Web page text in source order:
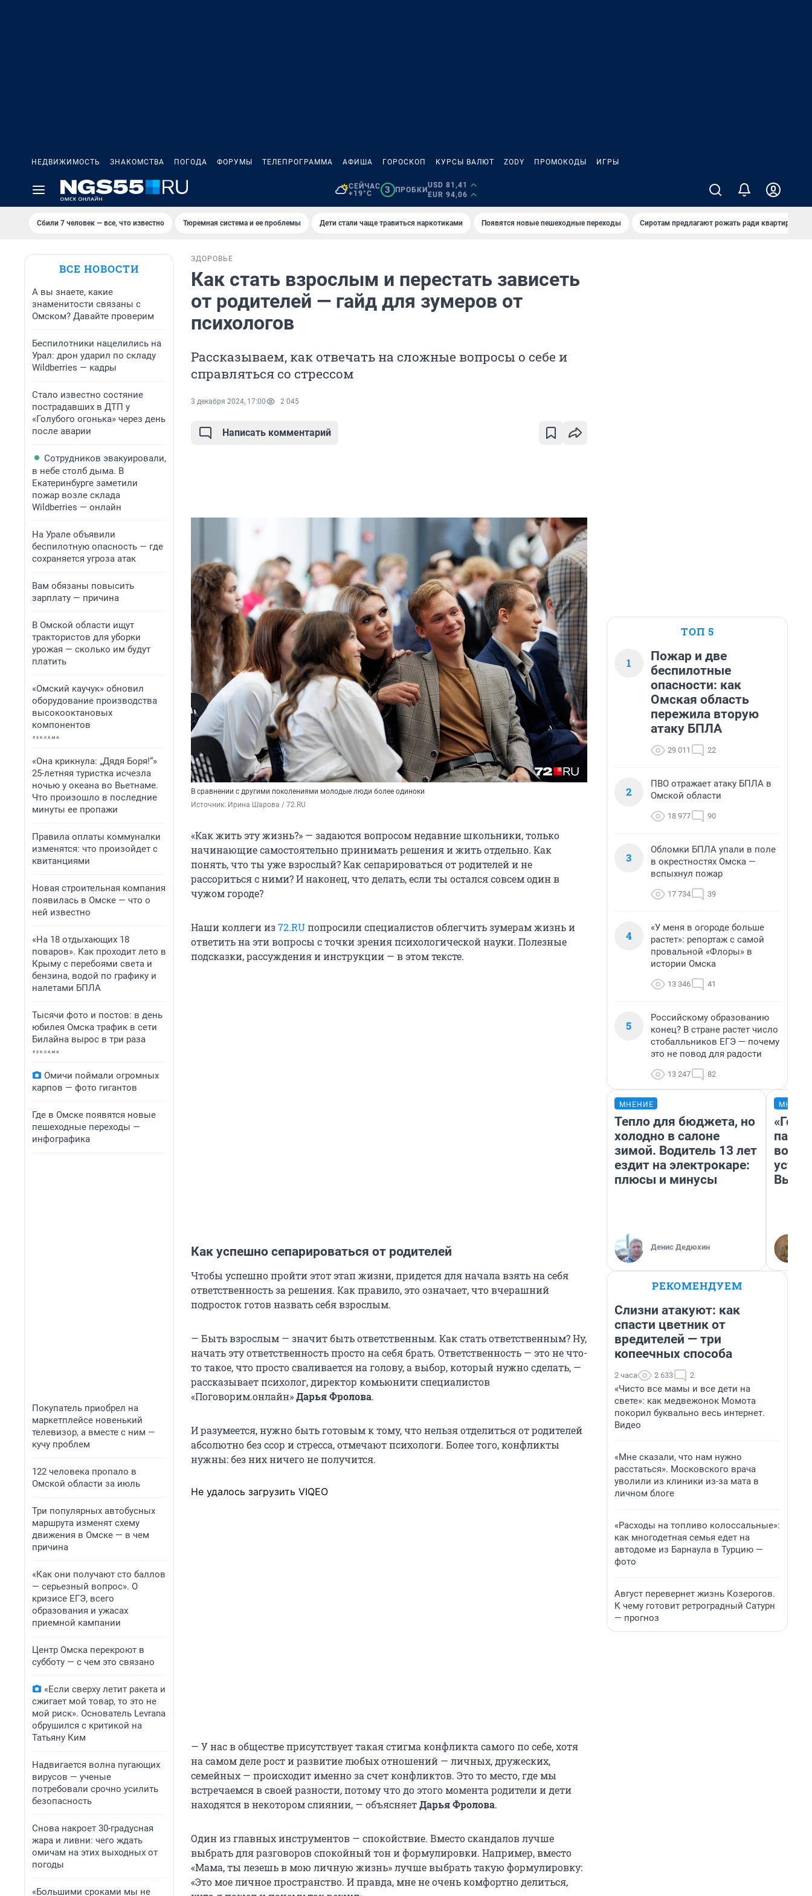
НЕДВИЖИМОСТЬ ЗНАКОМСТВА ПОГОДА ФОРУМЫ ТЕЛЕПРОГРАММА АФИША ГОРОСКОП КУРСЫ ВАЛЮТ ZODY ПРОМОКОДЫ ИГРЫ
СЕЙЧАС
+19°C
3 ПРОБКИ
USD 81,41
EUR 94,06
Сбили 7 человек — все, что известно Тюремная система и ее проблемы Дети стали чаще травиться наркотиками Появятся новые пешеходные переходы Сиротам предлагают рожать ради квартиры
ВСЕ НОВОСТИ
А вы знаете, какие
знаменитости связаны с
Омском? Давайте проверим
Беспилотники нацелились на
Урал: дрон ударил по складу
Wildberries — кадры
Стало известно состяние
пострадавших в ДТП у
«Голубого огонька» через день
после аварии
Сотрудников эвакуировали,
в небе столб дыма. В
Екатеринбурге заметили
пожар возле склада
Wildberries — онлайн
На Урале объявили
беспилотную опасность — где
сохраняется угроза атак
Вам обязаны повысить
зарплату — причина
В Омской области ищут
трактористов для уборки
урожая — сколько им будут
платить
«Омский каучук» обновил
оборудование производства
высокооктановых
компонентов
«Она крикнула: „Дядя Боря!“»
25-летняя туристка исчезла
ночью у океана во Вьетнаме.
Что произошло в последние
минуты ее пропажи
Правила оплаты коммуналки
изменятся: что произойдет с
квитанциями
Новая строительная компания
появилась в Омске — что о
ней известно
«На 18 отдыхающих 18
поваров». Как проходит лето в
Крыму с перебоями света и
бензина, водой по графику и
налетами БПЛА
Тысячи фото и постов: в день
юбилея Омска трафик в сети
Билайна вырос в три раза
Омичи поймали огромных
карпов — фото гигантов
Где в Омске появятся новые
пешеходные переходы —
инфографика
Покупатель приобрел на
маркетплейсе новенький
телевизор, а вместе с ним —
кучу проблем
122 человека пропало в
Омской области за июль
Три популярных автобусных
маршрута изменят схему
движения в Омске — в чем
причина
«Как они получают сто баллов
— серьезный вопрос». О
кризисе ЕГЭ, всего
образования и ужасах
приемной кампании
Центр Омска перекроют в
субботу — с чем это связано
«Если сверху летит ракета и
сжигает мой товар, то это не
мой риск». Основатель Levrana
обрушился с критикой на
Татьяну Ким
Надвигается волна пугающих
вирусов — ученые
потребовали срочно усилить
безопасность
Снова накроет 30-градусная
жара и ливни: чего ждать
омичам на этих выходных от
погоды
«Большими сроками мы не
ЗДОРОВЬЕ
Как стать взрослым и перестать зависеть
от родителей — гайд для зумеров от
психологов
Рассказываем, как отвечать на сложные вопросы о себе и
справляться со стрессом
3 декабря 2024, 17:00 2 045
Написать комментарий
В сравнении с другими поколениями молодые люди более одиноки
Источник: Ирина Шарова / 72.RU
«Как жить эту жизнь?» — задаются вопросом недавние школьники, только
начинающие самостоятельно принимать решения и жить отдельно. Как
понять, что ты уже взрослый? Как сепарироваться от родителей и не
рассориться с ними? И наконец, что делать, если ты остался совсем один в
чужом городе?
Наши коллеги из72.RUпопросили специалистов облегчить зумерам жизнь и
ответить на эти вопросы с точки зрения психологической науки. Полезные
подсказки, рассуждения и инструкции — в этом тексте.
Как успешно сепарироваться от родителей
Чтобы успешно пройти этот этап жизни, придется для начала взять на себя
ответственность за решения. Как правило, это означает, что вчерашний
подросток готов назвать себя взрослым.
— Быть взрослым — значит быть ответственным. Как стать ответственным? Ну,
начать эту ответственность просто на себя брать. Ответственность — это не что-
то такое, что просто сваливается на голову, а выбор, который нужно сделать, —
рассказывает психолог, директор комьюнити специалистов
«Поговорим.онлайн»Дарья Фролова.
И разумеется, нужно быть готовым к тому, что нельзя отделиться от родителей
абсолютно без ссор и стресса, отмечают психологи. Более того, конфликты
нужны: без них ничего не получится.
Не удалось загрузить VIQEO
— У нас в обществе присутствует такая стигма конфликта самого по себе, хотя
на самом деле рост и развитие любых отношений — личных, дружеских,
семейных — происходит именно за счет конфликтов. Это то место, где мы
встречаемся в своей разности, потому что до этого момента родители и дети
находятся в некотором слиянии, — объясняетДарья Фролова.
Один из главных инструментов — спокойствие. Вместо скандалов лучше
выбрать для разговоров спокойный тон и формулировки. Например, вместо
«Мама, ты лезешь в мою личную жизнь» лучше выбрать такую формулировку:
«Это мое личное пространство. И правда, мне не очень комфортно делиться,
ТОП 5
1
Пожар и две
беспилотные
опасности: как
Омская область
пережила вторую
атаку БПЛА
29 011 22
2
ПВО отражает атаку БПЛА в
Омской области
18 977 90
3
Обломки БПЛА упали в поле
в окрестностях Омска —
вспыхнул пожар
17 734 39
4
«У меня в огороде больше
растет»: репортаж с самой
провальной «Флоры» в
истории Омска
13 346 41
5
Российскому образованию
конец? В стране растет число
стобалльников ЕГЭ — почему
это не повод для радости
13 247 82
МНЕНИЕ
Тепло для бюджета, но
холодно в салоне
зимой. Водитель 13 лет
ездит на электрокаре:
плюсы и минусы
Денис Дедюхин
РЕКОМЕНДУЕМ
Слизни атакуют: как
спасти цветник от
вредителей — три
копеечных способа
2 часа 2 633 2
«Чисто все мамы и все дети на
свете»: как медвежонок Момота
покорил буквально весь интернет.
Видео
«Мне сказали, что нам нужно
расстаться». Московского врача
уволили из клиники из-за мата в
личном блоге
«Расходы на топливо колоссальные»:
как многодетная семья едет на
автодоме из Барнаула в Турцию —
фото
Август перевернет жизнь Козерогов.
К чему готовит ретроградный Сатурн
— прогноз